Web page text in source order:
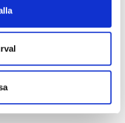
stötta ert